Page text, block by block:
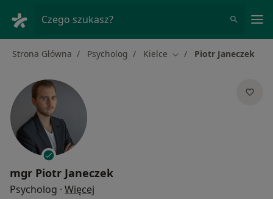
Czego szukasz?
Strona Główna Psycholog Kielce Zmień miasto
Piotr Janeczek
mgr Piotr Janeczek
Psycholog · Więcej